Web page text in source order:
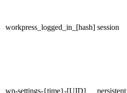
workpress_logged_in_[hash] session
wp-settings-{time}-[UID] persistent